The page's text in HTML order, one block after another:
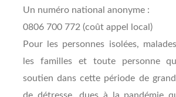
Un numéro national anonyme :
0806 700 772 (coût appel local)
Pour les personnes isolées,
les familles et toute personne
soutien dans cette période de